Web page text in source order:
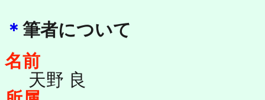
＊ 筆者について
名前
天野 良